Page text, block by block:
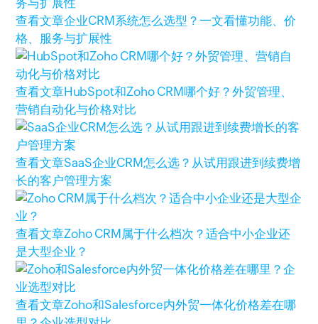
查看文章企业CRM系统怎么选型？一文看懂功能、价
格、服务与扩展性
查看文章HubSpot和Zoho CRM哪个好？外贸管理、
营销自动化与价格对比
查看文章SaaS企业CRM怎么选？从试用跟进到续费增
长的客户管理方案
查看文章Zoho CRM属于什么档次？适合中小企业还
是大型企业？
查看文章Zoho和Salesforce内外贸一体化价格差在哪